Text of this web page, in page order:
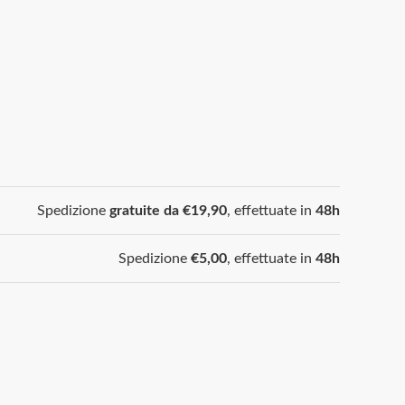
Spedizione gratuite da €19,90, effettuate in 48h
Spedizione €5,00, effettuate in 48h